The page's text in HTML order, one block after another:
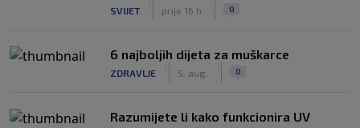
SVIJET prije 16 h 0
6 najboljih dijeta za muškarce
ZDRAVLJE 5. aug. 0
Razumijete li kako funkcionira UV